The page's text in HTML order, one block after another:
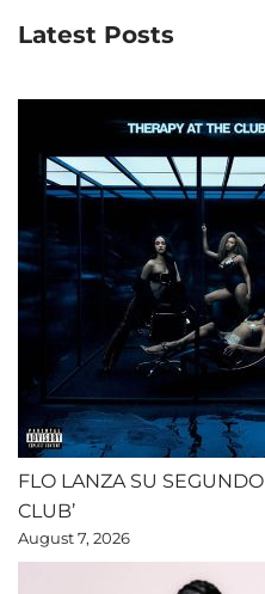
Latest Posts
FLO LANZA SU
CLUB’
August 7, 2026